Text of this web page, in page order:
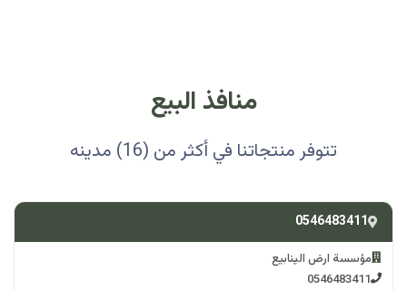
منافذ البيع
تتوفر منتجاتنا في أكثر من (16) مدينه
0546483411
مؤسسة ارض الينابيع
0546483411